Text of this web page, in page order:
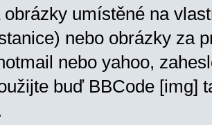
obrázky umístěné na
nebo obrázky za
nebo yahoo,
buď BBCode [img]